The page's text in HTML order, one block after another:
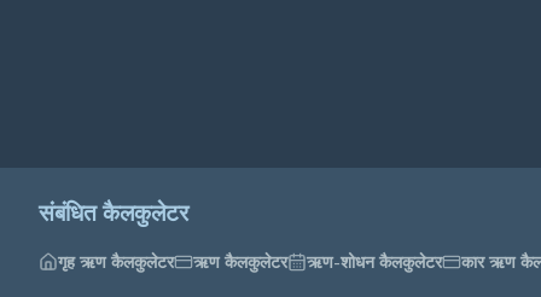
संबंधित कैलकुलेटर
गृह ऋण कैलकुलेटर ऋण कैलकुलेटर ऋण-शोधन कैलकुलेटर कार ऋण